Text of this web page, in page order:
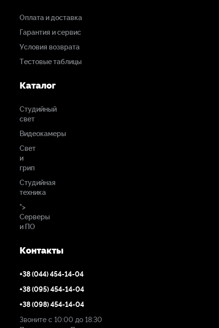
Оплата и доставка
Гарантия и сервис
Условия возврата
Тестовые таблицы
Каталог
Студийный
свет
Видеокамеры
Свет
и
грип
Студийная
техника
">
Серверы
и ПО
Контакты
+38 (044) 454-14-04
+38 (095) 454-14-04
+38 (098) 454-14-04
Звоните с 10:00 до 18:30